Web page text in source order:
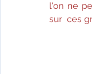
l'on ne
sur  ces